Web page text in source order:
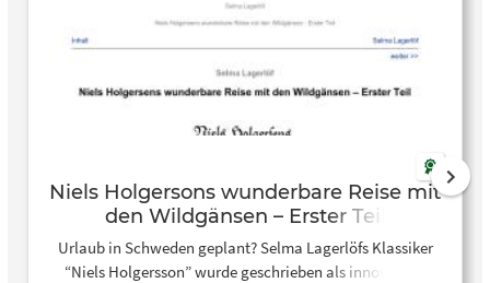
Niels Holgersons wunderbare Reise mit
den Wildgänsen – Erster Teil
Urlaub in Schweden geplant? Selma Lagerlöfs Klassiker
“Niels Holgersson” wurde geschrieben als innovativer